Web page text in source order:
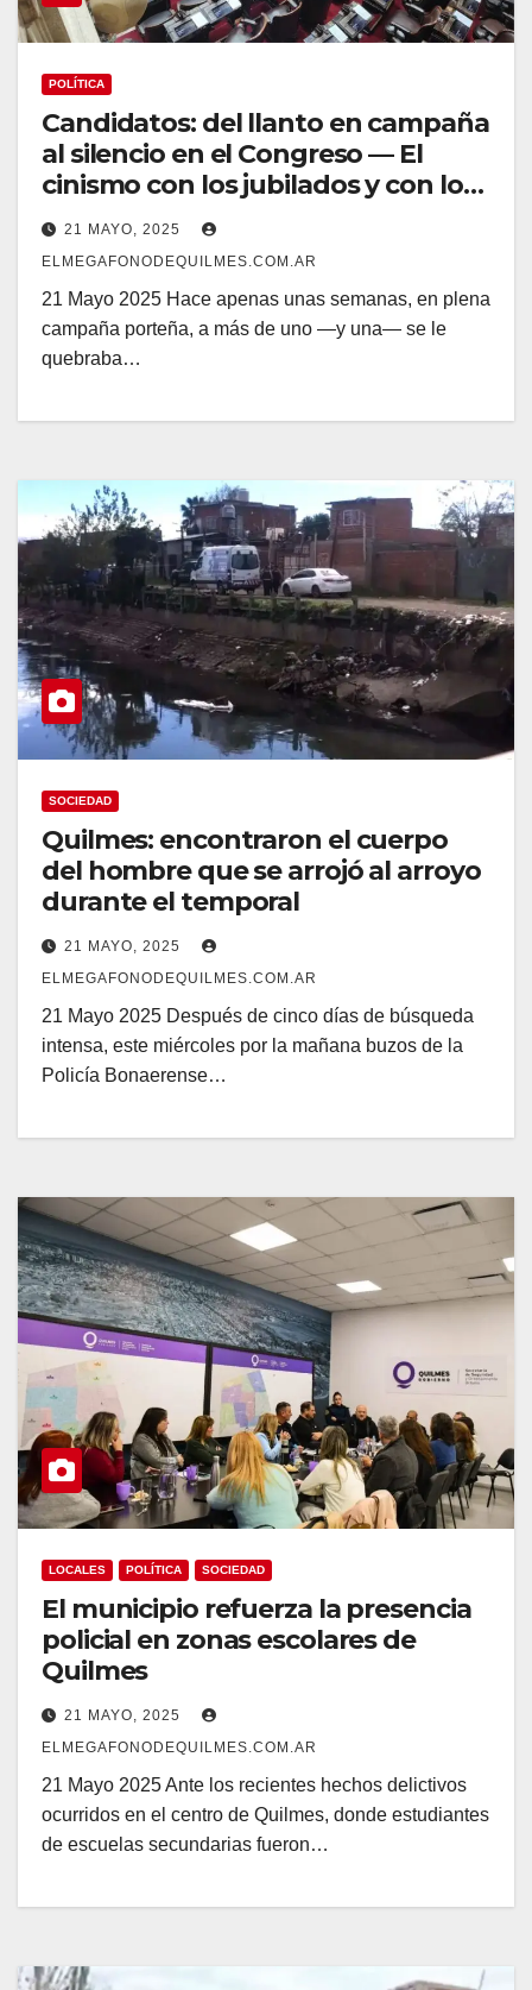
POLÍTICA
Candidatos: del llanto en campaña
al silencio en el Congreso — El
cinismo con los jubilados y con los
que mas necesitan
21 MAYO, 2025
ELMEGAFONODEQUILMES.COM.AR
21 Mayo 2025 Hace apenas unas semanas, en plena
campaña porteña, a más de uno —y una— se le
quebraba…
SOCIEDAD
Quilmes: encontraron el cuerpo
del hombre que se arrojó al arroyo
durante el temporal
21 MAYO, 2025
ELMEGAFONODEQUILMES.COM.AR
21 Mayo 2025 Después de cinco días de búsqueda
intensa, este miércoles por la mañana buzos de la
Policía Bonaerense…
LOCALES POLÍTICA SOCIEDAD
El municipio refuerza la presencia
policial en zonas escolares de
Quilmes
21 MAYO, 2025
ELMEGAFONODEQUILMES.COM.AR
21 Mayo 2025 Ante los recientes hechos delictivos
ocurridos en el centro de Quilmes, donde estudiantes
de escuelas secundarias fueron…